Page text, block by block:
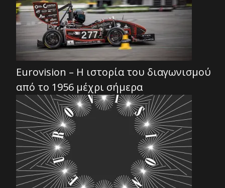
Eurovision – Η ιστορία του διαγωνισμού
από το 1956 μέχρι σήμερα